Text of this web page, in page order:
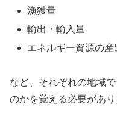
漁獲量
輸出・輸入量
エネルギー資源の産
など、それぞれの地域
のかを覚える必要があり